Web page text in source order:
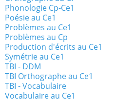
Phonologie Cp-Ce1
Poésie au Ce1
Problèmes au Ce1
Problèmes au Cp
Production d'écrits au Ce1
Symétrie au Ce1
TBI - DDM
TBI Orthographe au Ce1
TBI - Vocabulaire
Vocabulaire au Ce1